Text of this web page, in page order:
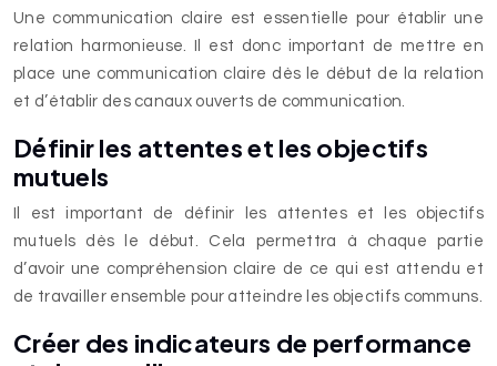
Une communication claire est essentielle pour établir une
relation harmonieuse. Il est donc important de mettre en
place une communication claire dès le début de la relation
et d’établir des canaux ouverts de communication.
Définir les attentes et les objectifs
mutuels
Il est important de définir les attentes et les objectifs
mutuels dès le début. Cela permettra à chaque partie
d’avoir une compréhension claire de ce qui est attendu et
de travailler ensemble pour atteindre les objectifs communs.
Créer des indicateurs de performance